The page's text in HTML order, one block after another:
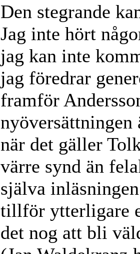
Den stegrande
Jag inte hört
jag kan inte
jag föredrar
framför
nyöversättningen
när det gäller
värre synd än
själva
tillför ytterligare
det nog att bli